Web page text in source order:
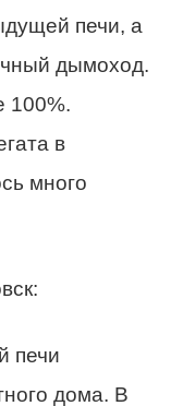
печи, а
дымоход.
100%.
в
много
печи
дома. В